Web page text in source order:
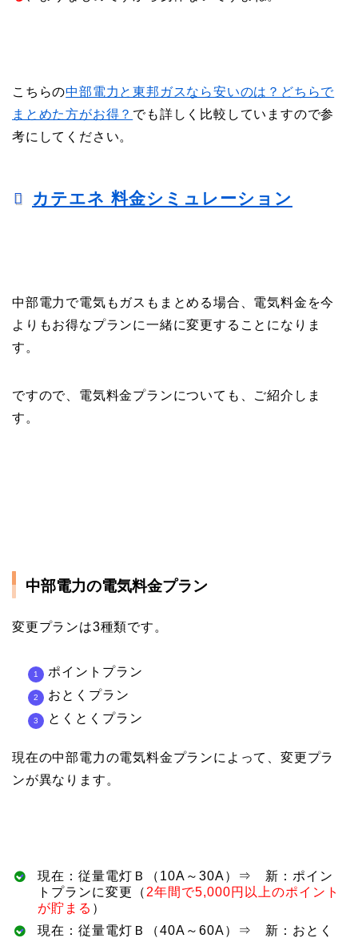
こちらの中部電力と東邦ガスなら安いのは？どちらで
まとめた方がお得？ でも詳しく比較していますので参
考にしてください。
カテエネ 料金シミュレーション
中部電力で電気もガスもまとめる場合、電気料金を今
よりもお得なプランに一緒に変更することになりま
す。
ですので、電気料金プランについても、ご紹介しま
す。
中部電力の電気料金プラン
変更プランは3種類です。
ポイントプラン
おとくプラン
とくとくプラン
現在の中部電力の電気料金プランによって、変更プラ
ンが異なります。
現在：従量電灯Ｂ（10A～30A）⇒ 新：ポイン
トプランに変更（ 2年間で5,000円以上のポイント
が貯まる ）
現在：従量電灯Ｂ（40A～60A）⇒ 新：おとく